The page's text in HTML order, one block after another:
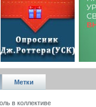
Метки
в коллективе